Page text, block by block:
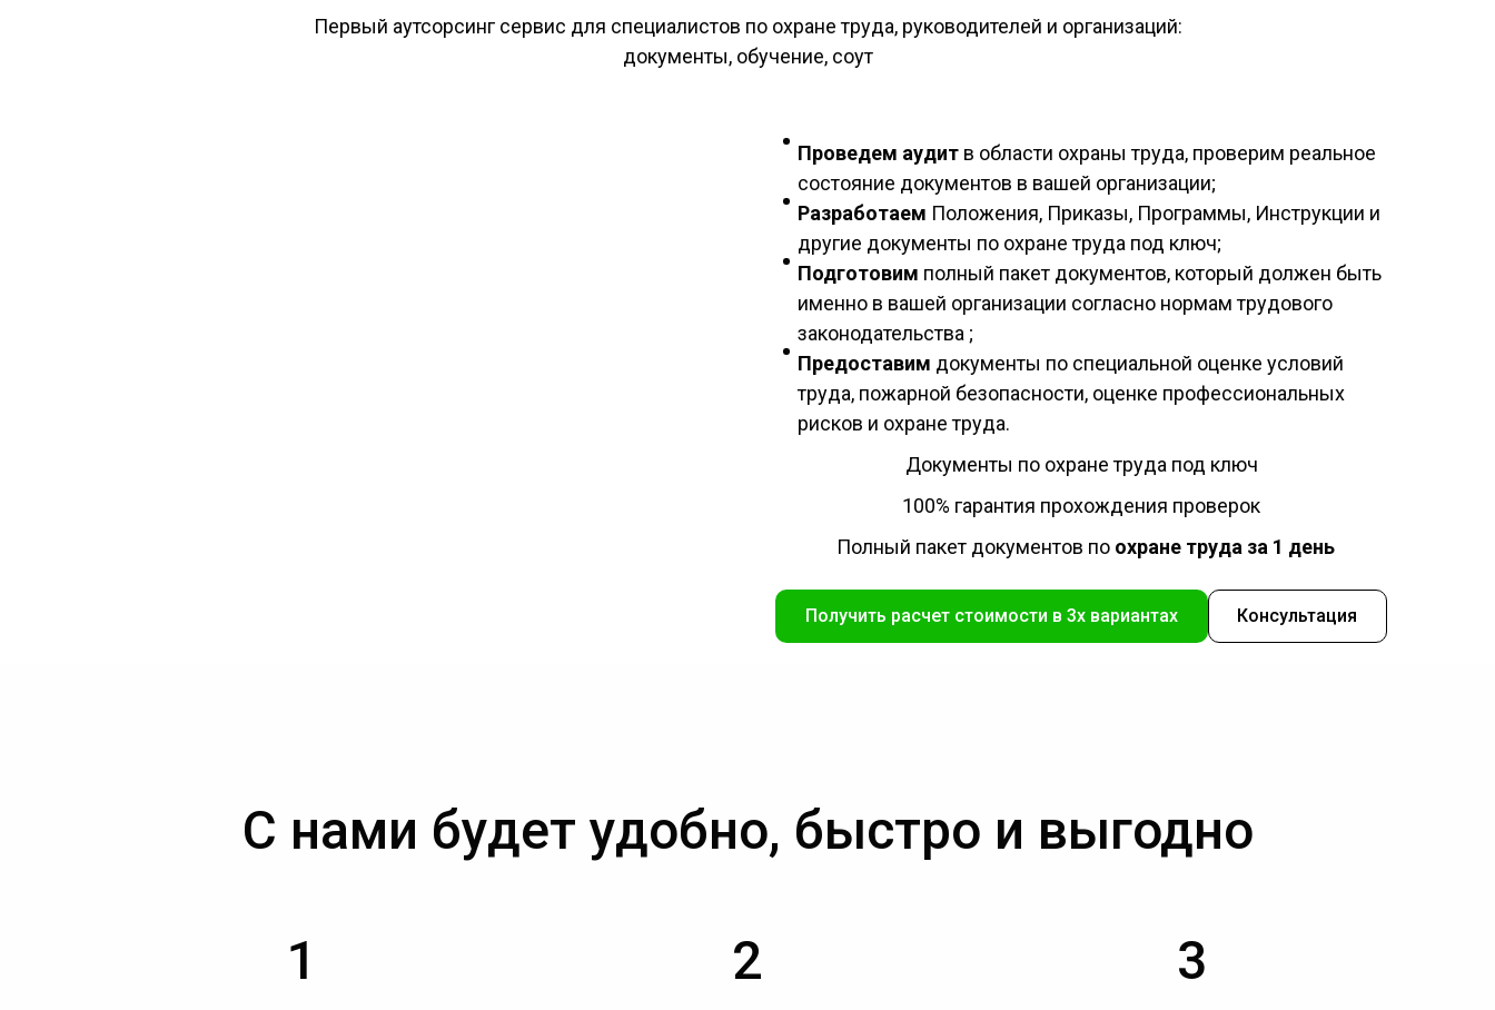
Первый аутсорсинг сервис для специалистов по охране труда, руководителей и организаций:
документы, обучение, соут
Проведем аудит в области охраны труда, проверим реальное
состояние документов в вашей организации;
Разработаем Положения, Приказы, Программы, Инструкции и
другие документы по охране труда под ключ;
Подготовим полный пакет документов, который должен быть
именно в вашей организации согласно нормам трудового
законодательства ;
Предоставим документы по специальной оценке условий
труда, пожарной безопасности, оценке профессиональных
рисков и охране труда.
Документы по охране труда под ключ
100% гарантия прохождения проверок
Полный пакет документов по охране труда за 1 день
Получить расчет стоимости в 3х вариантах Консультация
С нами будет удобно, быстро и выгодно
1 2 3